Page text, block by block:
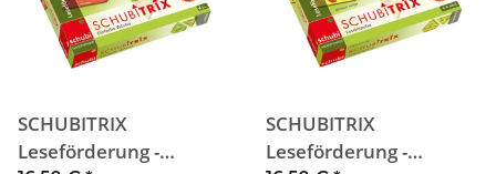
SCHUBITRIX
Leseförderung -
SCHUBITRIX
Leseförderung -